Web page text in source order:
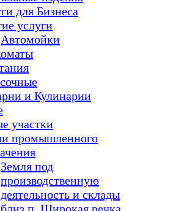
для Бизнеса
услуги
Автомойки
и Кулинарии
участки
промышленного
Земля под
производственную
деятельность и склады